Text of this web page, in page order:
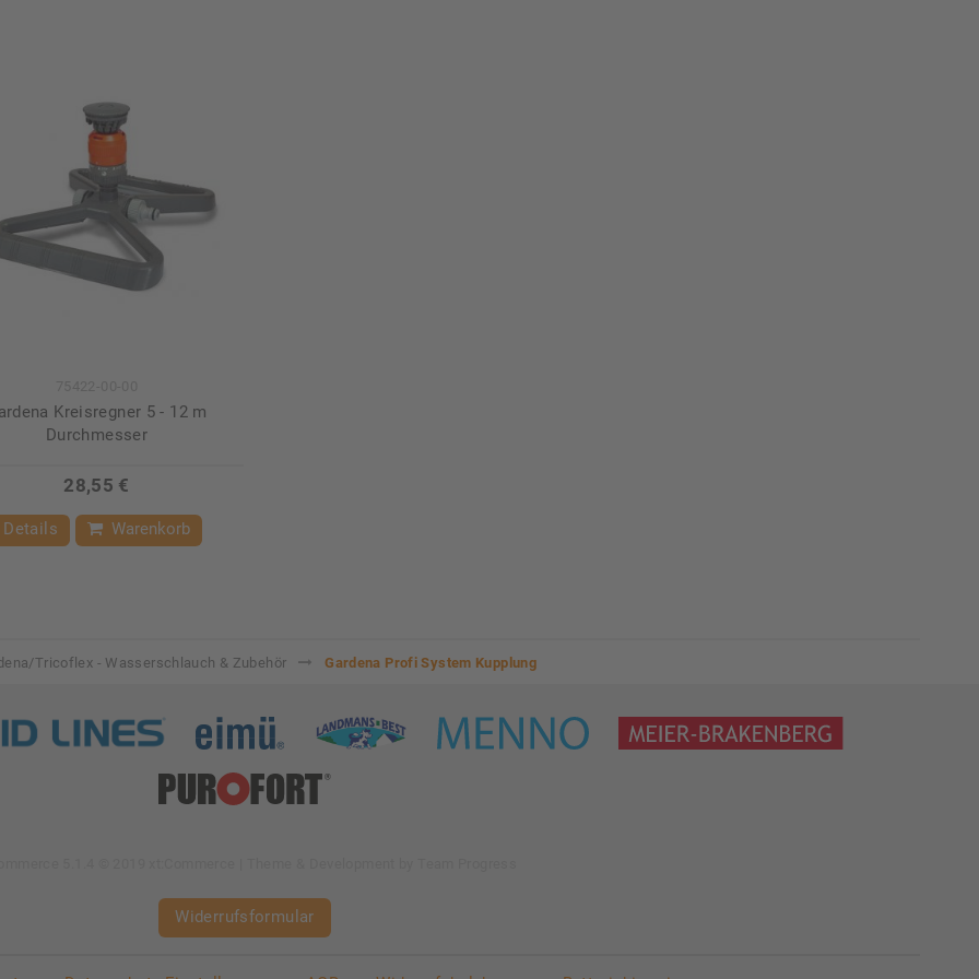
Kreisregner 5 - 12 m
Durchmesser
28,55 €
Details Warenkorb
Tricoflex - Wasserschlauch & Zubehör Gardena Profi System Kupplung
Widerrufsformular